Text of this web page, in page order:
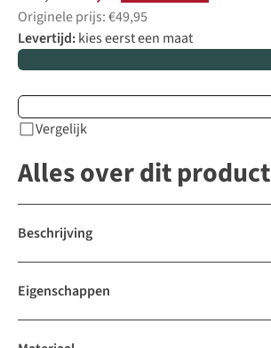
Originele prijs: €49,95
Levertijd:kies eerst een maat
Vergelijk
Alles over dit product
Beschrijving
Eigenschappen